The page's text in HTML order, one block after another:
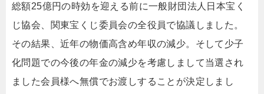
総額25億円の時効を迎える前に一般財団法人日本宝く
じ協会、関東宝くじ委員会の全役員で協議しました。
その結果、近年の物価高含め年収の減少。そして少子
化問題での今後の年金の減少を考慮しまして当選され
ました会員様へ無償でお渡しすることが決定しまし